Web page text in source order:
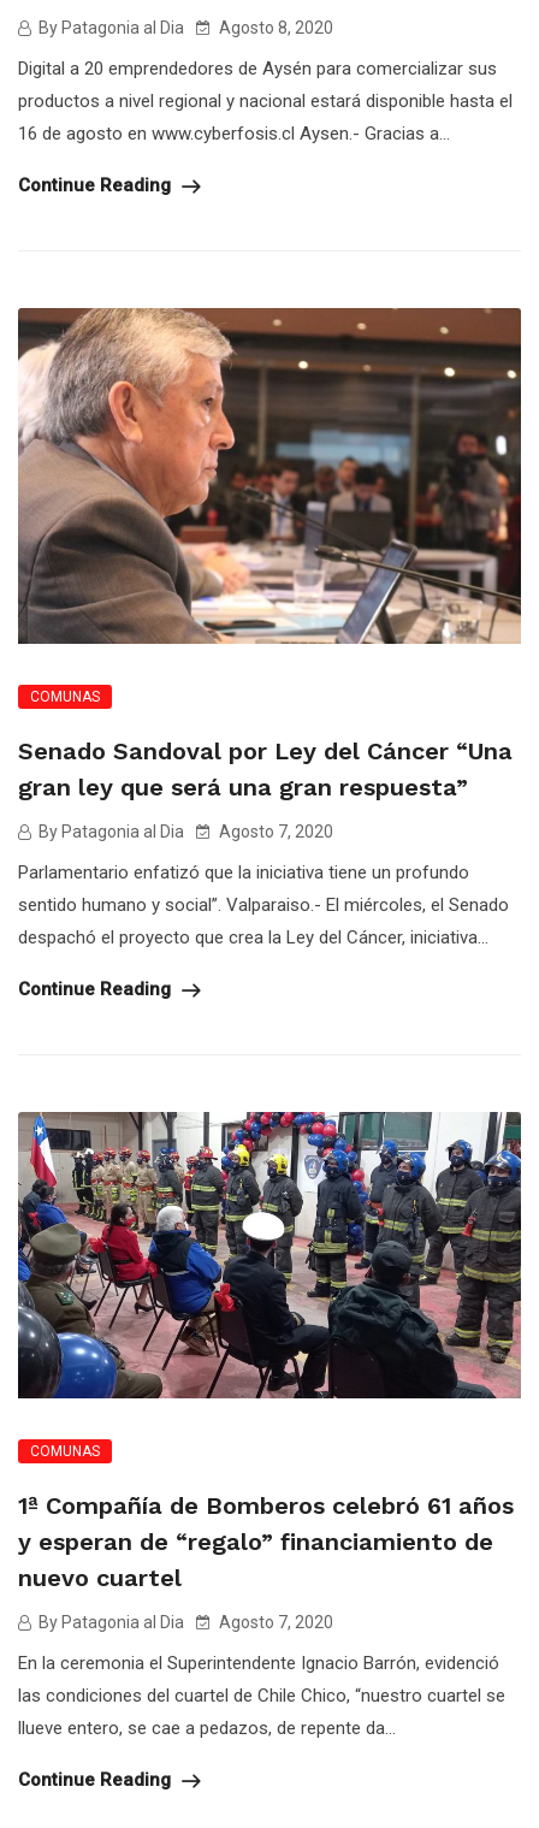
By Patagonia al Dia Agosto 8, 2020
Digital a 20 emprendedores de Aysén para comercializar sus
productos a nivel regional y nacional estará disponible hasta el
16 de agosto en www.cyberfosis.cl Aysen.- Gracias a...
Continue Reading
COMUNAS
Senado Sandoval por Ley del Cáncer “Una
gran ley que será una gran respuesta”
By Patagonia al Dia Agosto 7, 2020
Parlamentario enfatizó que la iniciativa tiene un profundo
sentido humano y social”. ‪Valparaiso.- El miércoles, el Senado
despachó el proyecto que crea la Ley del Cáncer, iniciativa...
Continue Reading
COMUNAS
1ª Compañía de Bomberos celebró 61 años
y esperan de “regalo” financiamiento de
nuevo cuartel
By Patagonia al Dia Agosto 7, 2020
En la ceremonia el Superintendente Ignacio Barrón, evidenció
las condiciones del cuartel de Chile Chico, “nuestro cuartel se
llueve entero, se cae a pedazos, de repente da...
Continue Reading